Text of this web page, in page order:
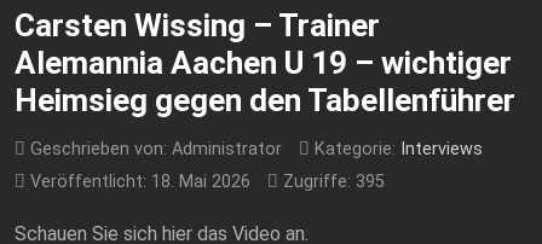
Carsten Wissing – Trainer
Alemannia Aachen U 19 – wichtiger
Heimsieg gegen den Tabellenführer
Geschrieben von: Administrator Kategorie: Interviews
Veröffentlicht: 18. Mai 2026
Zugriffe: 395
Schauen Sie sich hier das Video an.